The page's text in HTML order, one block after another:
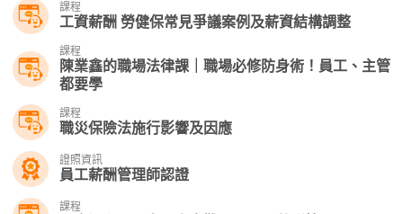
課程
工資薪酬 勞健保常見爭議案例及薪資結構調整
課程
陳業鑫的職場法律課｜職場必修防身術！員工、主管
都要學
課程
職災保險法施行影響及因應
證照資訊
員工薪酬管理師認證
課程